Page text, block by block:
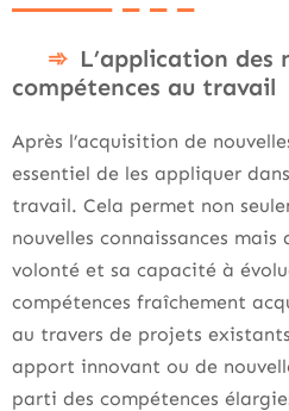
L’application des
compétences au travail
Après l’acquisition de
essentiel de les appliquer
travail. Cela permet non
nouvelles connaissances mais
volonté et sa capacité à
compétences fraîchement
au travers de projets
apport innovant ou de
parti des compétences